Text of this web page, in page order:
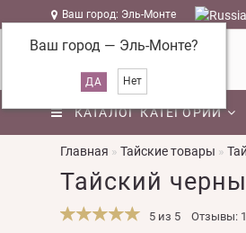
Ваш город: Эль-Монте
Ваш город — Эль-Монте?
КАТАЛОГ КАТЕГОРИЙ
Главная Тайские товары
Тайский
5 из 5 Отзывы: 1